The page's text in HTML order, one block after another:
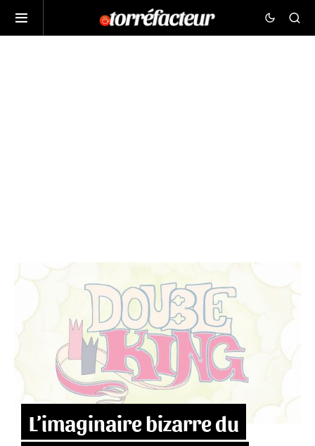
L’imaginaire bizarre du